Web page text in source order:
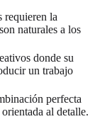
requieren la
naturales a los
donde su
un trabajo
perfecta
al detalle.